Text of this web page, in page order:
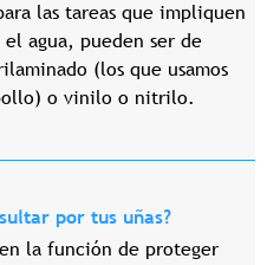
las tareas que impliquen
agua, pueden ser de
(los que usamos
o vinilo o nitrilo.
por tus uñas?
la función de proteger